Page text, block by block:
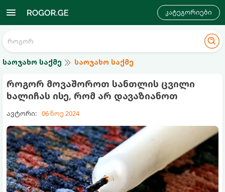
კატეგორიები
საოჯახო საქმე საოჯახო საქმე
როგორ მოვაშოროთ სანთლის ცვილი
ხალიჩას ისე, რომ არ დავაზიანოთ
ავტორი: 06 ნოე 2024